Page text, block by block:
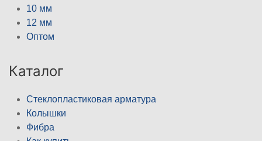
10 мм
12 мм
Оптом
Каталог
Стеклопластиковая арматура
Колышки
Фибра